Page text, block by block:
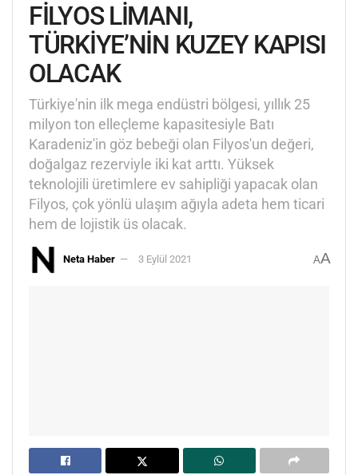
FİLYOS LİMANI,
TÜRKİYE’NİN KUZEY KAPISI
OLACAK
Türkiye'nin ilk mega endüstri bölgesi, yıllık 25
milyon ton elleçleme kapasitesiyle Batı
Karadeniz'in göz bebeği olan Filyos'un değeri,
doğalgaz rezerviyle iki kat arttı. Yüksek
teknolojili üretimlere ev sahipliği yapacak olan
Filyos, çok yönlü ulaşım ağıyla adeta hem ticari
hem de lojistik üs olacak.
Neta Haber 3 Eylül 2021 AA